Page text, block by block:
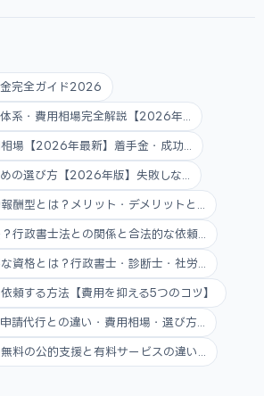
完全ガイド2026
系・費用相場完全解説【2026年...
場【2026年最新】着手金・成功...
の選び方【2026年版】失敗しな...
酬型とは？メリット・デメリットと...
行政書士法との関係と合法的な依頼...
資格とは？行政書士・診断士・社労...
頼する方法【費用を抑える5つのコツ】
請代行との違い・費用相場・選び方...
料の公的支援と有料サービスの違い...